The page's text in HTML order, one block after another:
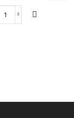
Professional